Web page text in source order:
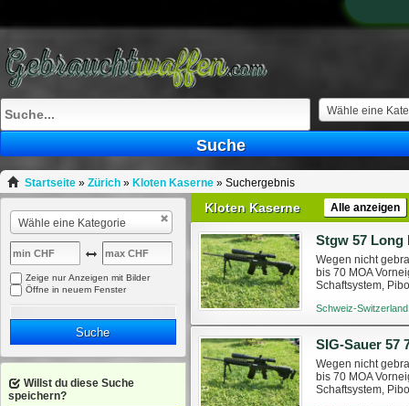
Wähle eine
Suche
Startseite» Zürich» Kloten Kaserne» Suchergebnis
Kloten Kaserne Alle anzeigen
Stgw 57 Long
Wegen nicht
bis 70 MOA
Schaftsystem,
Schweiz-
SIG-Sauer 57
Wegen nicht
bis 70 MOA
Schaftsystem,
Wähle eine Kategorie
Zeige nur Anzeigen mit Bilder
Öffne in neuem Fenster
Suche
Willst du diese Suche
speichern?